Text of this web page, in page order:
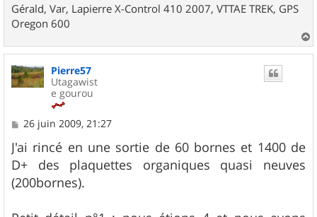
Gérald, Var, Lapierre X-Control 410 2007, VTTAE TREK, GPS
Oregon 600
a
Pierre57
Utagawist
e gourou
M
s
s
a
g
e
26 juin 2009, 21:27
J'ai rincé en une sortie de 60 bornes et 1400 de
D+ des plaquettes organiques quasi neuves
(200bornes).